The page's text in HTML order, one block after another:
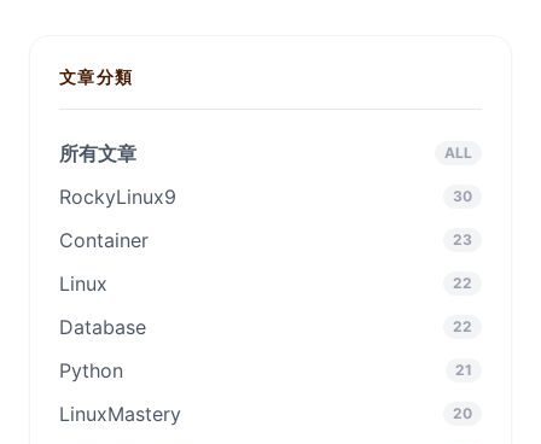
文章分類
所有文章 ALL
RockyLinux9 30
Container 23
Linux 22
Database 22
Python 21
LinuxMastery 20